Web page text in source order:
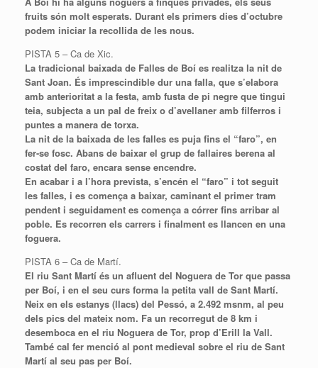
fruits són molt esperats. Durant els primers dies d’octubre
podem iniciar la recollida de les nous.
PISTA 5 – Ca de Xic.
La tradicional baixada de Falles de Boí es realitza la nit de
Sant Joan. És imprescindible dur una falla, que s’elabora
amb anterioritat a la festa, amb fusta de pi negre que tingui
teia, subjecta a un pal de freix o d’avellaner amb filferros i
puntes a manera de torxa.
La nit de la baixada de les falles es puja fins el “faro”, en
fer-se fosc. Abans de baixar el grup de fallaires berena al
costat del faro, encara sense encendre.
En acabar i a l’hora prevista, s’encén el “faro” i tot seguit
les falles, i es comença a baixar, caminant el primer tram
pendent i seguidament es comença a córrer fins arribar al
poble. Es recorren els carrers i finalment es llancen en una
foguera.
PISTA 6 – Ca de Martí.
El riu Sant Martí és un afluent del Noguera de Tor que passa
per Boí, i en el seu curs forma la petita vall de Sant Martí.
Neix en els estanys (llacs) del Pessó, a 2.492 msnm, al peu
dels pics del mateix nom. Fa un recorregut de 8 km i
desemboca en el riu Noguera de Tor, prop d’Erill la Vall.
També cal fer menció al pont medieval sobre el riu de Sant
Martí al seu pas per Boí.